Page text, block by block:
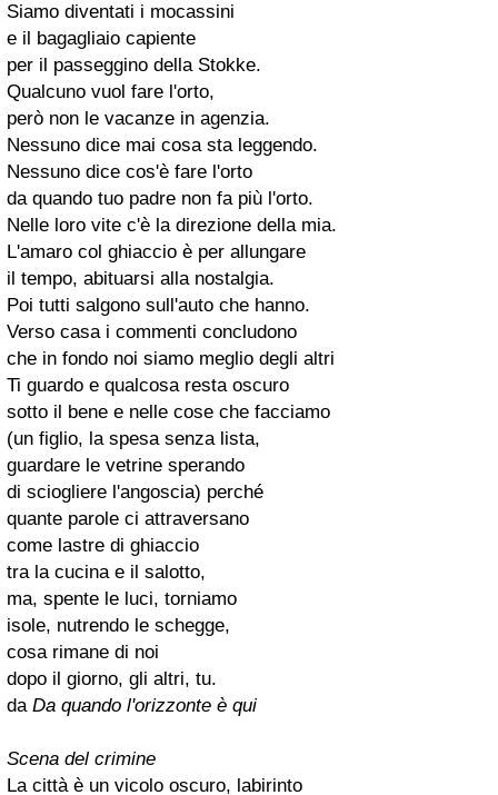
Siamo diventati i mocassini
e il bagagliaio capiente
per il passeggino della Stokke.
Qualcuno vuol fare l'orto,
però non le vacanze in agenzia.
Nessuno dice mai cosa sta leggendo.
Nessuno dice cos'è fare l'orto
da quando tuo padre non fa più l'orto.
Nelle loro vite c'è la direzione della mia.
L'amaro col ghiaccio è per allungare
il tempo, abituarsi alla nostalgia.
Poi tutti salgono sull'auto che hanno.
Verso casa i commenti concludono
che in fondo noi siamo meglio degli altri
Ti guardo e qualcosa resta oscuro
sotto il bene e nelle cose che facciamo
(un figlio, la spesa senza lista,
guardare le vetrine sperando
di sciogliere l'angoscia) perché
quante parole ci attraversano
come lastre di ghiaccio
tra la cucina e il salotto,
ma, spente le luci, torniamo
isole, nutrendo le schegge,
cosa rimane di noi
dopo il giorno, gli altri, tu.
da Da quando l'orizzonte è qui
Scena del crimine
La città è un vicolo oscuro, labirinto